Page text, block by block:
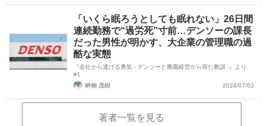
「いくら眠ろうとしても眠れない」26日間
連続勤務で“過労死”寸前…デンソーの課長
だった男性が明かす、大企業の管理職の過
酷な実態
『会社から逃げる勇気 - デンソーと農園経営から得た教訓 -』より
#1
畔柳 茂樹
2024/07/02
著者一覧を見る